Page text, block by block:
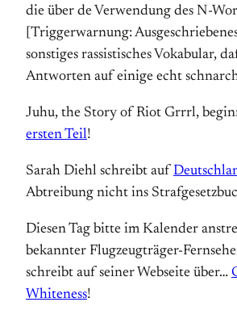
die über de Verwendung des N-
[Triggerwarnung:
sonstiges rassistisches Vokabular,
Antworten auf einige echt
Juhu, the Story of Riot Grrrl,
ersten Teil!
Sarah Diehl schreibt auf
Abtreibung nicht ins
Diesen Tag bitte im Kalender
bekannter Flugzeugträger-
schreibt auf seiner Webseite über…
Whiteness!